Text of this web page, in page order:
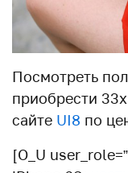
Посмотреть
приобрести
сайте UI8 по
[O_U